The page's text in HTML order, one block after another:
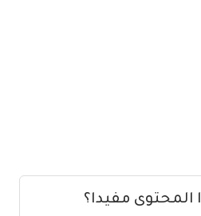
المحتوى مفيدا؟